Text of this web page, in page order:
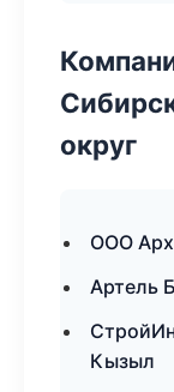
округ
ООО
Артель
Кызыл